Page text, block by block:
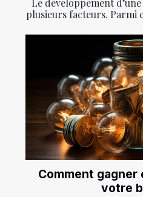
Le développement
plusieurs facteurs. Parmi
Comment gagner
votre